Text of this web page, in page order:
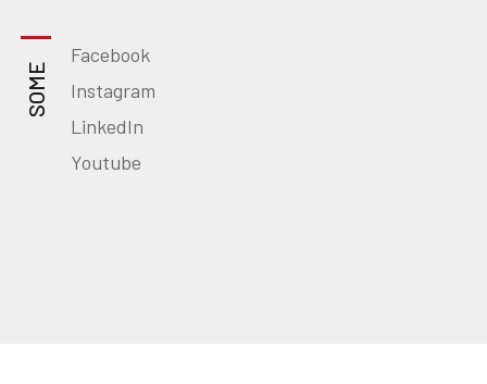
SOME
Facebook
Instagram
LinkedIn
Youtube